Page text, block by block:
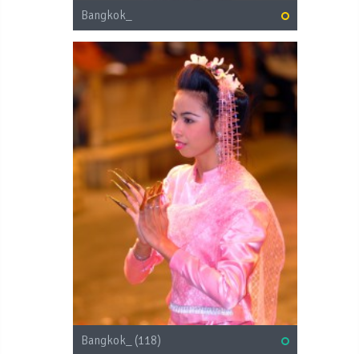
Bangkok_
Bangkok_ (118)